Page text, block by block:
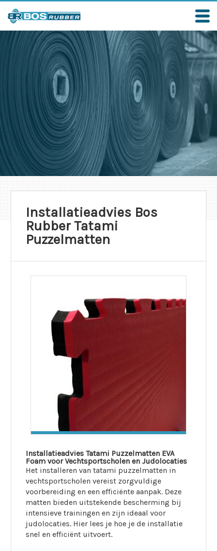
Installatieadvies Bos
Rubber Tatami
Puzzelmatten
Installatieadvies Tatami Puzzelmatten EVA
Foam voor Vechtsportscholen en Judolocaties
Het installeren van tatami puzzelmatten in
vechtsportscholen vereist zorgvuldige
voorbereiding en een efficiënte aanpak. Deze
matten bieden uitstekende bescherming bij
intensieve trainingen en zijn ideaal voor
judolocaties. Hier lees je hoe je de installatie
snel en efficiënt uitvoert.